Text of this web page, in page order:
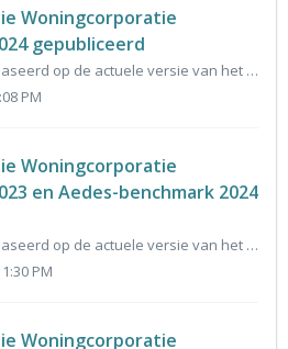
Woningcorporatie
gepubliceerd
De taxonomie is gebaseerd op de actuele versie van het gegevensmodel dPi2024 en vormt de basis voor het invoerportaal voor dPi2024. De reacties op de alfa v...
PM
Woningcorporatie
en Aedes-benchmark 2024
De taxonomie is gebaseerd op de actuele versie van het gegevensmodel dVi 2023 en vormt de basis voor het invoerportaal voor dVi 2023 en Aedes-benchmark 2024...
PM
Woningcorporatie